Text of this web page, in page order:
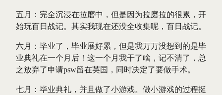
五月：完全沉浸在拉磨中，但是因为拉磨拉的很累，开
始玩百日战记。其实我现在还没全收集呢，百日战记。
六月：毕业了，毕业展好累，但是我万万没想到的是毕
业典礼在一个月后！这一个月我干了啥，记不清了，总
之放弃了申请psw留在英国，同时决定了要做手术。
七月：毕业典礼，并且做了小游戏。做小游戏的过程挺